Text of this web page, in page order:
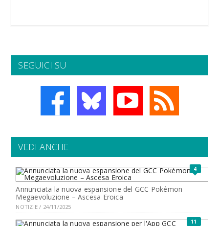
SEGUICI SU
VEDI ANCHE
4
Annunciata la nuova espansione del GCC Pokémon
Megaevoluzione – Ascesa Eroica
NOTIZIE / 24/11/2025
11